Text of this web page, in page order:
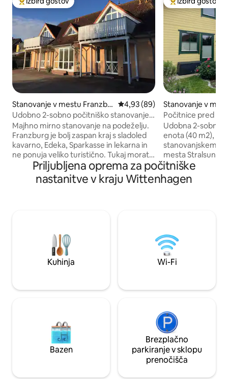
Najbolj priljubljena prenočišča z značko »Izbira gostov«
Stanovanje v mestu Franzbu
rg
Povprečna ocena: 4,93 od 5,
4,93 (89)
Udobno 2-sobno počitniško stanovanje v
bližini Baltskega morja
Majhno mirno stanovanje na podeželju.
Franzburg je bolj zaspan kraj s sladoled
kavarno, Edeka, Sparkasse in lekarna in
ne ponuja veliko turistično. Tukaj morate
biti vsekakor mobilni, saj je to dobro
izhodišče za dnevne izlete v vse smeri.
Baltsko morje s čudovitimi plažami na
kuhinjo/dnevni boravak, spalnico in
kopalnico. To vključuje parkiranje,
(balkon ) in uporabo Wi-Fi. Brisače in
odeje so na voljo ob prihodu. Če je
Najbolj
Stanovanje v
gen
Počitnice pred
Udobna 2-sobna
enota (40 m2), v
stanovanjskem
mesta Stralsund
privlačne destinacije, kot so Rügen,
Usedom in
enodnevne
prilagodljiv prihod
škatla za ključe.
osebno pozdravil.
Priljubljena oprema za počitniške
nastanitve v kraju Wittenhagen
Kuhinja Wi-Fi
Bazen
Brezplačno
parkiranje v sklopu
prenočišča